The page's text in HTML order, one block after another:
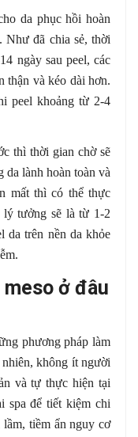
da phục hồi hoàn
Như đã chia sẻ, thời
ngày sau peel, các
thận và kéo dài hơn.
peel khoảng từ 2-4
thì thời gian chờ sẽ
lành hoàn toàn và
mất thì có thể thực
lý tưởng sẽ là từ 1-2
da trên nền da khỏe
ở đâu
phương pháp làm
không ít người
và tự thực hiện tại
spa để tiết kiệm chi
tiềm ẩn nguy cơ